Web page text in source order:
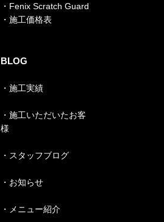
・Fenix Scratch Guard
・施工価格表
BLOG
・施工実績
・施工いただいたお客
様
・スタッフブログ
・お知らせ
・メニュー紹介